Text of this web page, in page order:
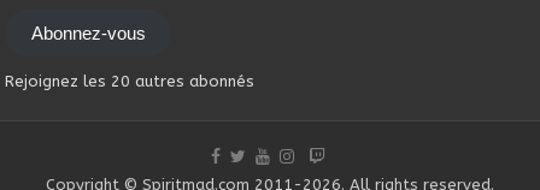
Abonnez-vous
Rejoignez les 20 autres abonnés
Copyright © Spiritmad.com 2011-2026. All rights reserved.